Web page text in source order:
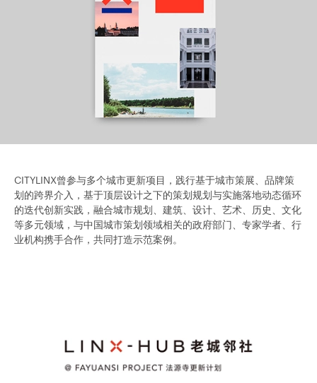
CITYLINX曾参与多个城市更新项目，践行基于城市策展、品牌策
划的跨界介入，基于顶层设计之下的策划规划与实施落地动态循环
的迭代创新实践，融合城市规划、建筑、设计、艺术、历史、文化
等多元领域，与中国城市策划领域相关的政府部门、专家学者、行
业机构携手合作，共同打造示范案例。